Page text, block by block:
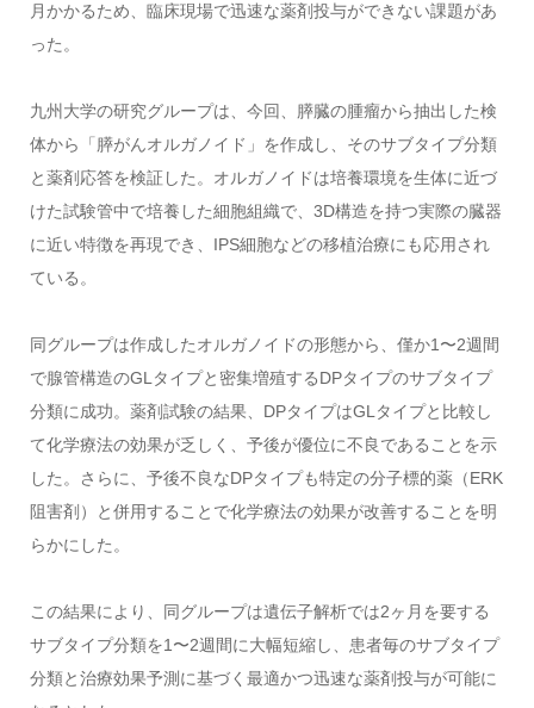
月かかるため、臨床現場で迅速な薬剤投与ができない課題があ
った。
九州大学の研究グループは、今回、膵臓の腫瘤から抽出した検
体から「膵がんオルガノイド」を作成し、そのサブタイプ分類
と薬剤応答を検証した。オルガノイドは培養環境を生体に近づ
けた試験管中で培養した細胞組織で、3D構造を持つ実際の臓器
に近い特徴を再現でき、IPS細胞などの移植治療にも応用され
ている。
同グループは作成したオルガノイドの形態から、僅か1〜2週間
で腺管構造のGLタイプと密集増殖するDPタイプのサブタイプ
分類に成功。薬剤試験の結果、DPタイプはGLタイプと比較し
て化学療法の効果が乏しく、予後が優位に不良であることを示
した。さらに、予後不良なDPタイプも特定の分子標的薬（ERK
阻害剤）と併用することで化学療法の効果が改善することを明
らかにした。
この結果により、同グループは遺伝子解析では2ヶ月を要する
サブタイプ分類を1〜2週間に大幅短縮し、患者毎のサブタイプ
分類と治療効果予測に基づく最適かつ迅速な薬剤投与が可能に